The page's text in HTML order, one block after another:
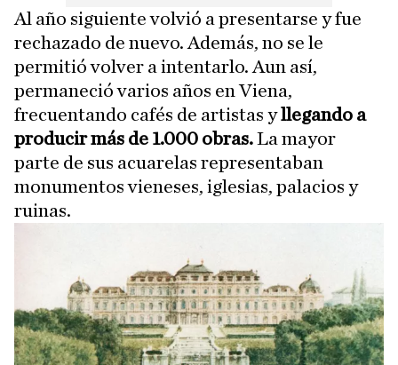
Al año siguiente volvió a presentarse y fue
rechazado de nuevo. Además, no se le
permitió volver a intentarlo. Aun así,
permaneció varios años en Viena,
frecuentando cafés de artistas yllegando a
producir más de 1.000 obras.La mayor
parte de sus acuarelas representaban
monumentos vieneses, iglesias, palacios y
ruinas.